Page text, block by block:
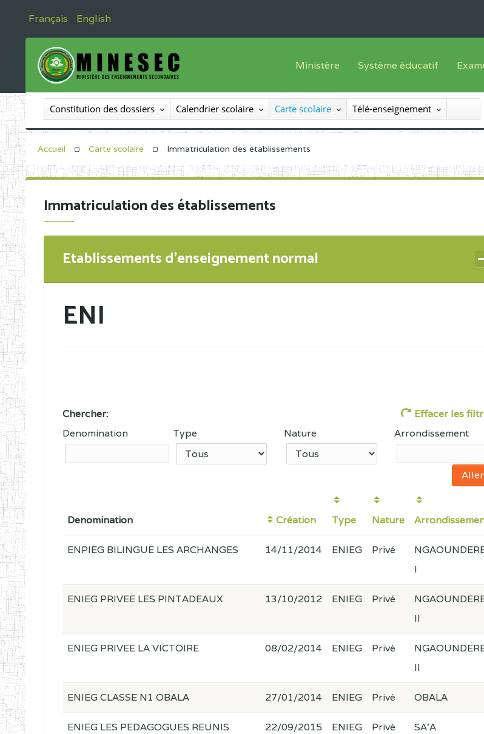
Français English
Ministère
Le Ministre
Le SEESEN
Inspection Générale des Enseignements
Organigramme
Système éducatif
Offre de formation
Progammes d'étudesListe
Constitution des dossiers Calendrier scolaire Carte scolaire Télé-enseignement
Accueil Carte scolaire Immatriculation des établissements
Immatriculation des établissements
Etablissements d'enseignement normal
ENI
Chercher:
Effacer les
Denomination
Type Nature Arrondissement
Denomination Création Type Nature
ENPIEG BILINGUE LES ARCHANGES 14/11/2014 ENIEG Privé
I
ENIEG PRIVEE LES PINTADEAUX 13/10/2012 ENIEG Privé
II
ENIEG PRIVEE LA VICTOIRE 08/02/2014 ENIEG Privé
II
ENIEG CLASSE N1 OBALA 27/01/2014 ENIEG Privé OBALA
ENIEG LES PEDAGOGUES REUNIS 22/09/2015 ENIEG Privé SA'A